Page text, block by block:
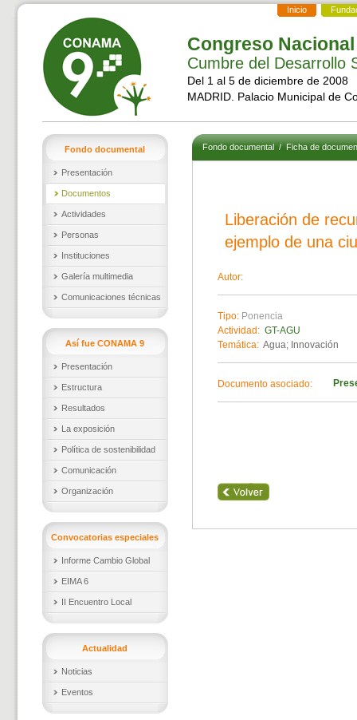
Inicio
Congreso
Cumbre del Desarrollo
Del 1 al 5 de diciembre de 2008
MADRID. Palacio Municipal de
Fondo documental
Presentación
Documentos
Actividades
Personas
Instituciones
Galería multimedia
Comunicaciones técnicas
Así fue CONAMA 9
Presentación
Estructura
Resultados
La exposición
Política de sostenibilidad
Comunicación
Organización
Convocatorias especiales
Informe Cambio Global
EIMA 6
II Encuentro Local
Actualidad
Noticias
Eventos
Fondo documental/Ficha de
Liberación de
ejemplo de una
Autor:
Tipo: Ponencia
Actividad: GT-AGU
Temática: Agua; Innovación
Documento asociado: